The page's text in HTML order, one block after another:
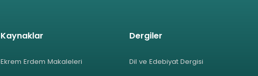
Kaynaklar
Ekrem Erdem Makaleleri
Dergiler
Dil ve Edebiyat Dergisi